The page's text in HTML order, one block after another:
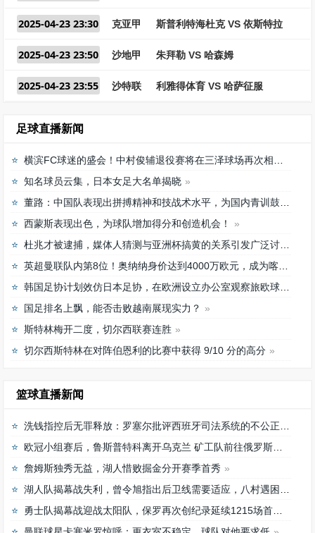
2025-04-23 23:30 克亚甲 斯普利特海杜克 VS 依斯特拉
2025-04-23 23:50 沙地甲 朱拜勒 VS 哈森姆
2025-04-23 23:55 沙特联 利雅得体育 VS 哈萨征服
足球直播新闻
横滨FC球迷的盛会！中村俊辅退役赛将在三泽球场再次相聚
知名球员云集，日本女足大名单揭晓
董路：中国队表现出拼搏精神和技战术水平，为国内青训鼓舞
西蒙斯表现出色，为球队增加得分和创造机会！
杜兆才被逮捕，媒体人猜测与亚洲杯搞黄的关系引发广泛讨论
英超曼联队内第8位！奥纳纳身价达到4000万欧元，成为喀麦隆最贵门将
韩国足协计划效仿日本足协，在欧洲设立办公室观察旅欧球员的身体情况
国足排名上飘，能否击败越南展现实力？
斯特林梅开二度，切尔西联赛连胜
切尔西斯特林在对阵伯恩利的比赛中获得 9/10 分的高分
篮球直播新闻
洗钱指控后无罪释放：罗塞尔批评西班牙司法系统的不公正待遇
欧冠小组赛后，鲁斯普特科离开乌克兰 矿工队前往俄罗斯，未来发展如何？
詹姆斯独秀无益，湖人惜败掘金分开赛季首秀
湖人队揭幕战失利，曾令旭指出后卫线需要适应，八村遇困难
勇士队揭幕战迎战太阳队，保罗再次创纪录延续1215场首发之路